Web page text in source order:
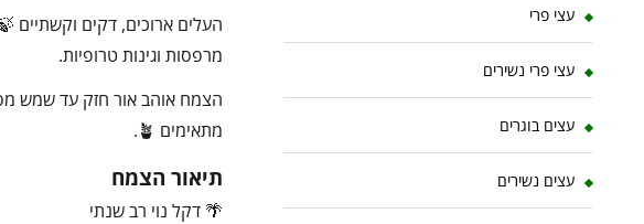
העלים ארוכים, דקים וקשתיים
מרפסות וגינות טרופיות.
הצמח אוהב אור חזק עד שמש
מתאימים 🪴.
תיאור הצמח
🌴 דקל נוי רב שנתי
עצי פרי
עצי פרי נשירים
עצים בוגרים
עצים נשירים